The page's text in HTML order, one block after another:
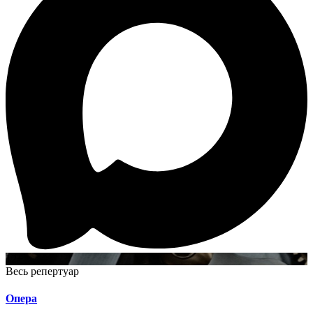
12+
Весь репертуар
Опера